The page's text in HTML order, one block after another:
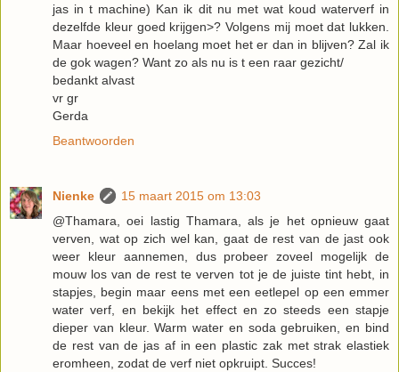
jas in t machine) Kan ik dit nu met wat koud waterverf in
dezelfde kleur goed krijgen>? Volgens mij moet dat lukken.
Maar hoeveel en hoelang moet het er dan in blijven? Zal ik
de gok wagen? Want zo als nu is t een raar gezicht/
bedankt alvast
vr gr
Gerda
Beantwoorden
Nienke
15 maart 2015 om 13:03
@Thamara, oei lastig Thamara, als je het opnieuw gaat
verven, wat op zich wel kan, gaat de rest van de jast ook
weer kleur aannemen, dus probeer zoveel mogelijk de
mouw los van de rest te verven tot je de juiste tint hebt, in
stapjes, begin maar eens met een eetlepel op een emmer
water verf, en bekijk het effect en zo steeds een stapje
dieper van kleur. Warm water en soda gebruiken, en bind
de rest van de jas af in een plastic zak met strak elastiek
eromheen, zodat de verf niet opkruipt. Succes!